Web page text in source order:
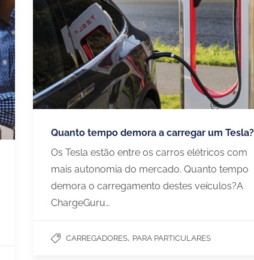
Quanto tempo demora a carregar um Tesla?
Os Tesla estão entre os carros elétricos com
mais autonomia do mercado. Quanto tempo
demora o carregamento destes veículos?A
ChargeGuru…
CARREGADORES, PARA PARTICULARES